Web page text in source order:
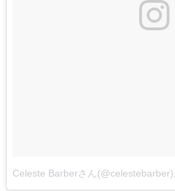
Celeste Barberさん